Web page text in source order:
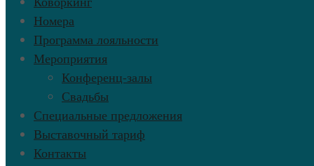
Номера
Программа лояльности
Мероприятия
Конференц-залы
Свадьбы
Специальные предложения
Выставочный тариф
Контакты